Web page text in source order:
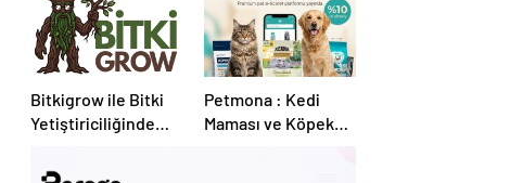
Bitkigrow ile Bitki
Yetiştiriciliğinde
Ürün Seçimi
Petmona : Kedi
Maması ve Köpek